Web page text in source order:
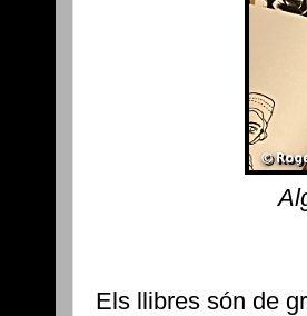
Els llibres són de